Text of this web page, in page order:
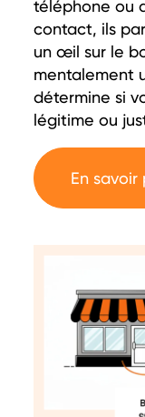
téléphone ou
contact, ils
un œil sur le
mentalement
détermine si
légitime ou
En savoir